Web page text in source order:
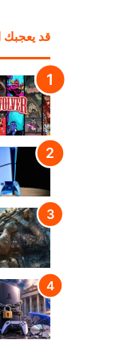
قد يعجبك